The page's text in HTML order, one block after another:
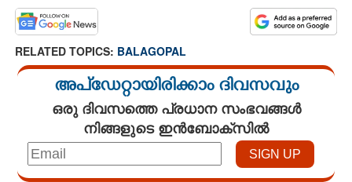
RELATED TOPICS: BALAGOPAL
അപ്ഡേറ്റായിരിക്കാം ദിവസവും
ഒരു ദിവസത്തെ പ്രധാന സംഭവങ്ങൾ
നിങ്ങളുടെ ഇൻബോക്സിൽ